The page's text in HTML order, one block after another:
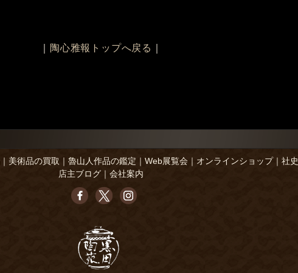
陶心雅報トップへ戻る
美術品の買取 魯山人作品の鑑定 Web展覧会 オンラインショップ｜ 社史
店主ブログ
会社案内